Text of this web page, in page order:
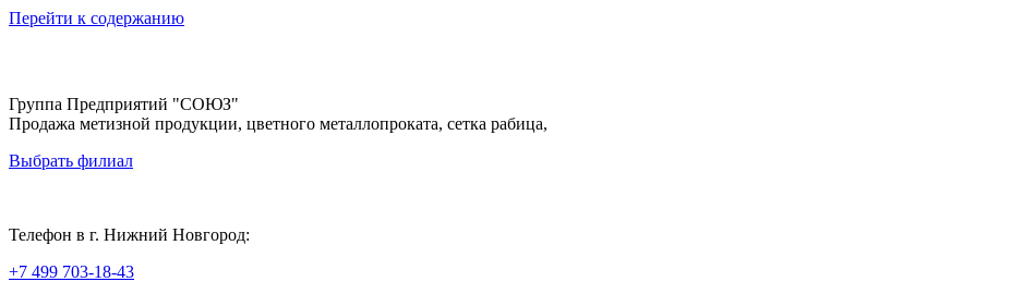
Перейти к содержанию
Группа Предприятий "СОЮЗ"
Продажа метизной продукции, цветного металлопроката, сетка рабица,
Выбрать филиал
Телефон в г. Нижний Новгород:
+7 499 703-18-43